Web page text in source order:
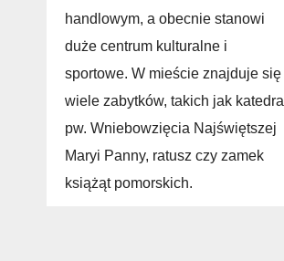
handlowym, a obecnie stanowi
duże centrum kulturalne i
sportowe. W mieście znajduje się
wiele zabytków, takich jak katedra
pw. Wniebowzięcia Najświętszej
Maryi Panny, ratusz czy zamek
książąt pomorskich.